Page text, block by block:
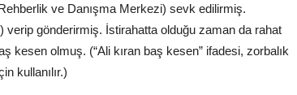
ve Danışma Merkezi) sevk edilirmiş.
verip gönderirmiş. İstirahatta olduğu zaman da rahat
kesen olmuş. (“Ali kıran baş kesen” ifadesi, zorbalık
kullanılır.)